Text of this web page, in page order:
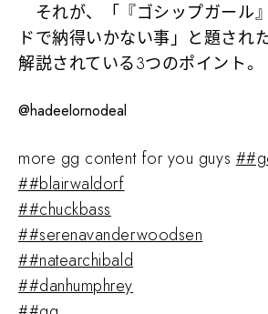
それが、「『ゴシップガール
ドで納得いかない事」と題され
解説されている3つのポイント。
@hadeelornodeal
more gg content for you guys
##blairwaldorf
##chuckbass
##serenavanderwoodsen
##natearchibald
##danhumphrey